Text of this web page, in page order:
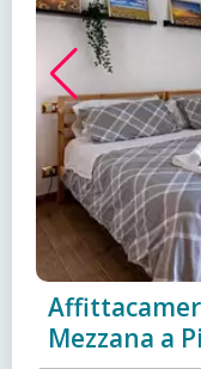
Mezzana a